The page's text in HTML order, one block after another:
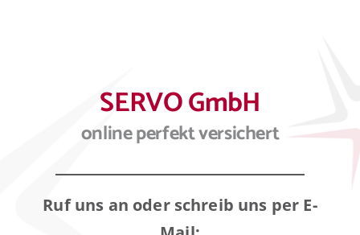
SERVO GmbH
online perfekt versichert
Ruf uns an oder schreib uns per E-